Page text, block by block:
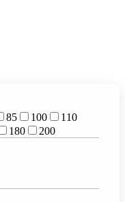
85 100
110
180 200